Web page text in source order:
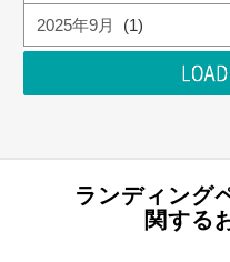
2025年9月 (1)
ランディング
関する